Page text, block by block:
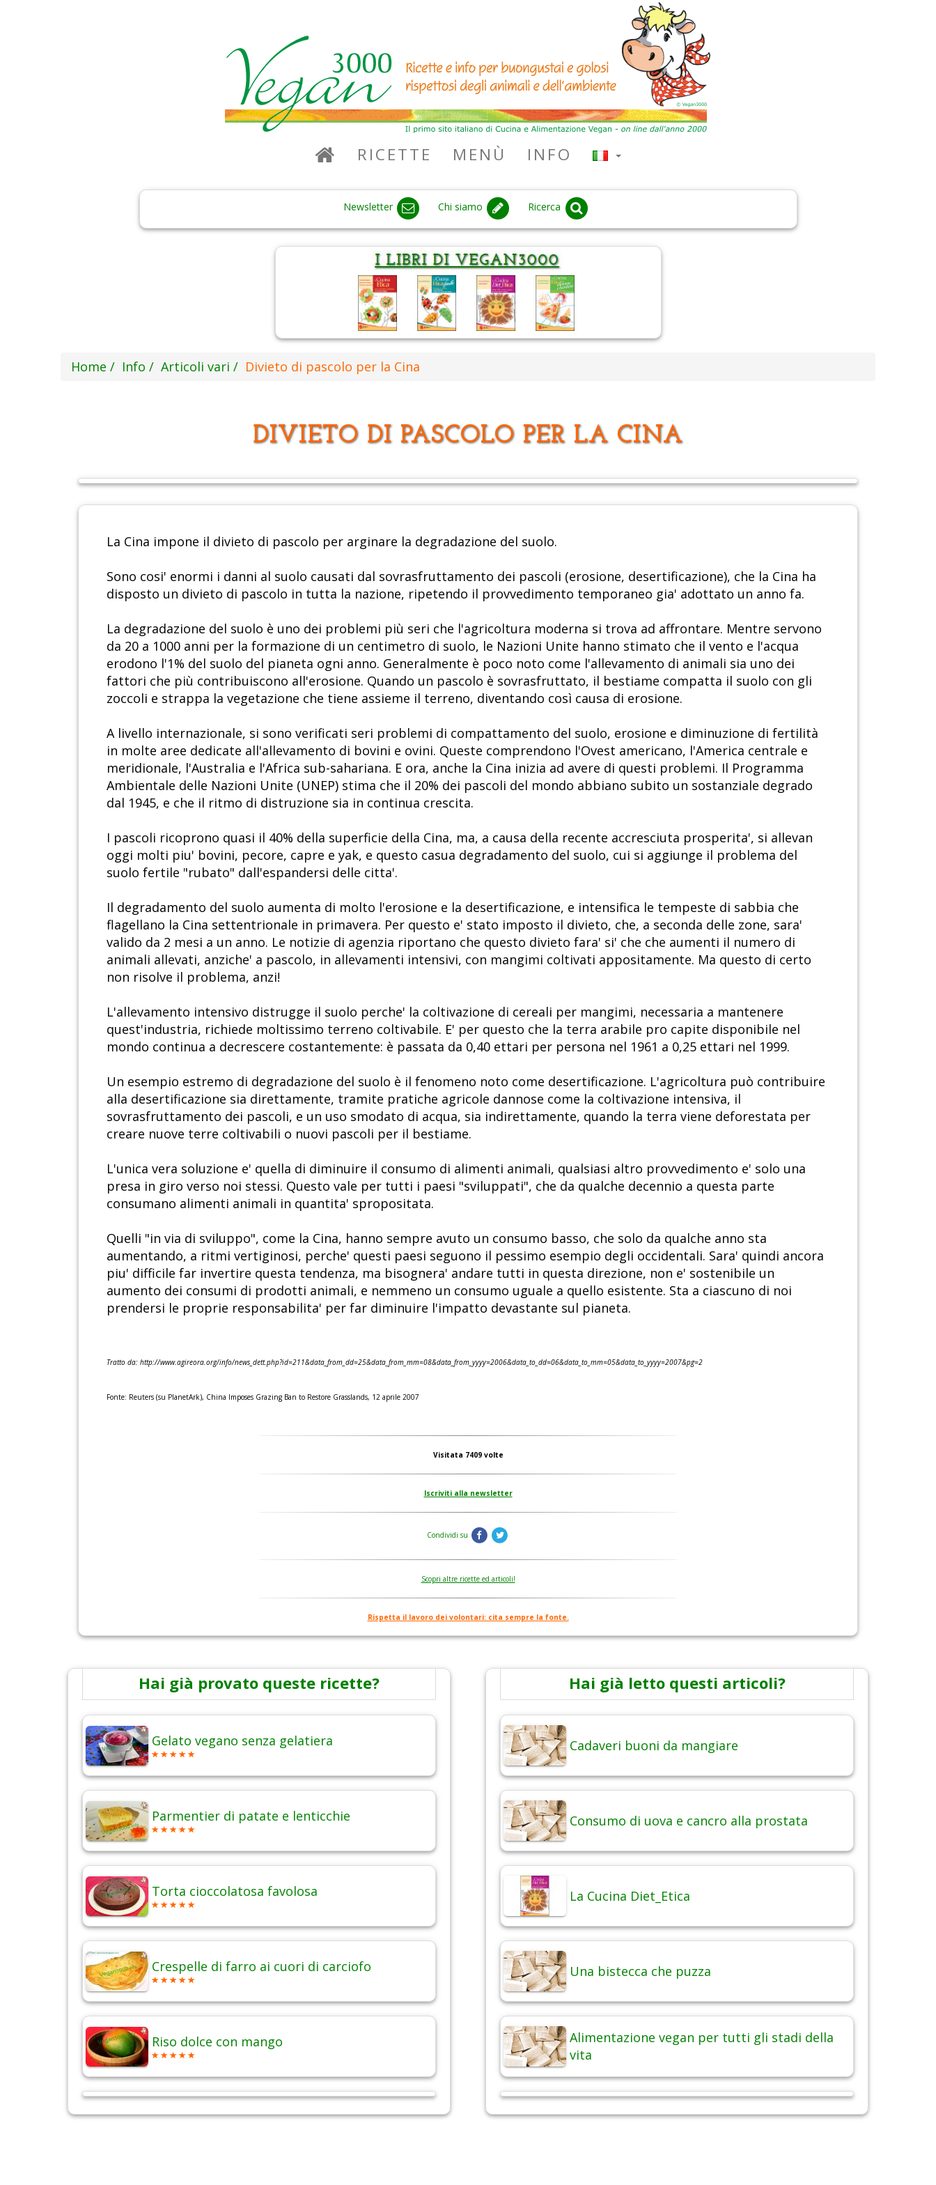
RICETTE MENÙ INFO
Newsletter Chi siamo Ricerca
Home Info Articoli vari Divieto di pascolo per la Cina
DIVIETO DI PASCOLO PER LA CINA
La Cina impone il divieto di pascolo per arginare la degradazione del suolo.
Sono cosi' enormi i danni al suolo causati dal sovrasfruttamento dei pascoli (erosione, desertificazione), che la Cina ha
disposto un divieto di pascolo in tutta la nazione, ripetendo il provvedimento temporaneo gia' adottato un anno fa.
La degradazione del suolo è uno dei problemi più seri che l'agricoltura moderna si trova ad affrontare. Mentre servono
da 20 a 1000 anni per la formazione di un centimetro di suolo, le Nazioni Unite hanno stimato che il vento e l'acqua
erodono l'1% del suolo del pianeta ogni anno. Generalmente è poco noto come l'allevamento di animali sia uno dei
fattori che più contribuiscono all'erosione. Quando un pascolo è sovrasfruttato, il bestiame compatta il suolo con gli
zoccoli e strappa la vegetazione che tiene assieme il terreno, diventando così causa di erosione.
A livello internazionale, si sono verificati seri problemi di compattamento del suolo, erosione e diminuzione di fertilità
in molte aree dedicate all'allevamento di bovini e ovini. Queste comprendono l'Ovest americano, l'America centrale e
meridionale, l'Australia e l'Africa sub-sahariana. E ora, anche la Cina inizia ad avere di questi problemi. Il Programma
Ambientale delle Nazioni Unite (UNEP) stima che il 20% dei pascoli del mondo abbiano subito un sostanziale degrado
dal 1945, e che il ritmo di distruzione sia in continua crescita.
I pascoli ricoprono quasi il 40% della superficie della Cina, ma, a causa della recente accresciuta prosperita', si allevan
oggi molti piu' bovini, pecore, capre e yak, e questo casua degradamento del suolo, cui si aggiunge il problema del
suolo fertile "rubato" dall'espandersi delle citta'.
Il degradamento del suolo aumenta di molto l'erosione e la desertificazione, e intensifica le tempeste di sabbia che
flagellano la Cina settentrionale in primavera. Per questo e' stato imposto il divieto, che, a seconda delle zone, sara'
valido da 2 mesi a un anno. Le notizie di agenzia riportano che questo divieto fara' si' che che aumenti il numero di
animali allevati, anziche' a pascolo, in allevamenti intensivi, con mangimi coltivati appositamente. Ma questo di certo
non risolve il problema, anzi!
L'allevamento intensivo distrugge il suolo perche' la coltivazione di cereali per mangimi, necessaria a mantenere
quest'industria, richiede moltissimo terreno coltivabile. E' per questo che la terra arabile pro capite disponibile nel
mondo continua a decrescere costantemente: è passata da 0,40 ettari per persona nel 1961 a 0,25 ettari nel 1999.
Un esempio estremo di degradazione del suolo è il fenomeno noto come desertificazione. L'agricoltura può contribuire
alla desertificazione sia direttamente, tramite pratiche agricole dannose come la coltivazione intensiva, il
sovrasfruttamento dei pascoli, e un uso smodato di acqua, sia indirettamente, quando la terra viene deforestata per
creare nuove terre coltivabili o nuovi pascoli per il bestiame.
L'unica vera soluzione e' quella di diminuire il consumo di alimenti animali, qualsiasi altro provvedimento e' solo una
presa in giro verso noi stessi. Questo vale per tutti i paesi "sviluppati", che da qualche decennio a questa parte
consumano alimenti animali in quantita' spropositata.
Quelli "in via di sviluppo", come la Cina, hanno sempre avuto un consumo basso, che solo da qualche anno sta
aumentando, a ritmi vertiginosi, perche' questi paesi seguono il pessimo esempio degli occidentali. Sara' quindi ancora
piu' difficile far invertire questa tendenza, ma bisognera' andare tutti in questa direzione, non e' sostenibile un
aumento dei consumi di prodotti animali, e nemmeno un consumo uguale a quello esistente. Sta a ciascuno di noi
prendersi le proprie responsabilita' per far diminuire l'impatto devastante sul pianeta.
Tratto da: http://www.agireora.org/info/news_dett.php?id=211&data_from_dd=25&data_from_mm=08&data_from_yyyy=2006&data_to_dd=06&data_to_mm=05&data_to_yyyy=2007&pg=2
Fonte: Reuters (su PlanetArk), China Imposes Grazing Ban to Restore Grasslands, 12 aprile 2007
Visitata 7409 volte
Iscriviti alla newsletter
Condividi su
Scopri altre ricette ed articoli!
Rispetta il lavoro dei volontari: cita sempre la fonte.
Hai già provato queste ricette?
Gelato vegano senza gelatiera
Parmentier di patate e lenticchie
Torta cioccolatosa favolosa
Crespelle di farro ai cuori di carciofo
Riso dolce con mango
Hai già letto questi articoli?
Cadaveri buoni da mangiare
Consumo di uova e cancro alla prostata
La Cucina Diet_Etica
Una bistecca che puzza
Alimentazione vegan per tutti gli stadi della
vita